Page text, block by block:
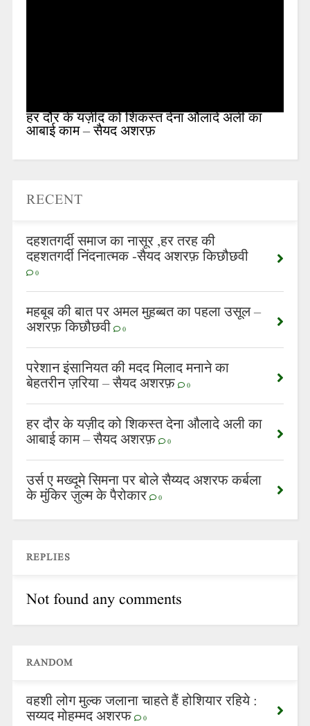
हर दौर के यज़ीद को शिकस्त देना औलादे अली का
आबाई काम – सैयद अशरफ़
RECENT
दहशतगर्दी समाज का नासूर ,हर तरह की
दहशतगर्दी निंदनात्मक -सैयद अशरफ़ किछौछवी
0
महबूब की बात पर अमल मुहब्बत का पहला उसूल –
अशरफ़ किछौछवी 0
परेशान इंसानियत की मदद मिलाद मनाने का
बेहतरीन ज़रिया – सैयद अशरफ़ 0
हर दौर के यज़ीद को शिकस्त देना औलादे अली का
आबाई काम – सैयद अशरफ़ 0
उर्स ए मख्दूमे सिमना पर बोले सैय्यद अशरफ कर्बला
के मुंकिर ज़ुल्म के पैरोकार 0
REPLIES
Not found any comments
RANDOM
वहशी लोग मुल्क जलाना चाहते हैं होशियार रहिये :
सय्यद मोहम्मद अशरफ 0